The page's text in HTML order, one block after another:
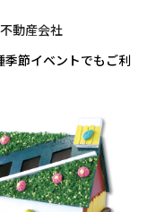
動産会社
節イベントでもご利